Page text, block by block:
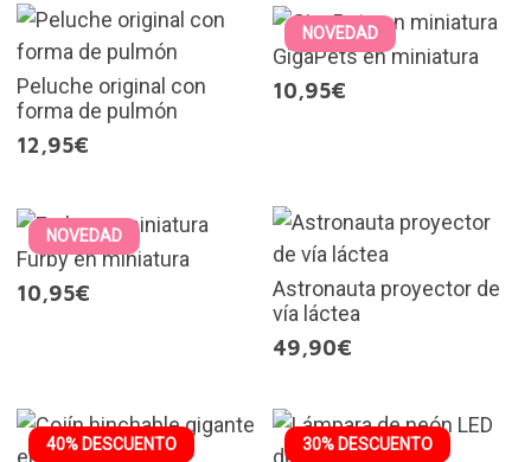
Peluche original con
forma de pulmón
12,95€
NOVEDAD
GigaPets en miniatura
10,95€
NOVEDAD
Furby en miniatura
10,95€
Astronauta proyector de
vía láctea
49,90€
40% DESCUENTO 30% DESCUENTO